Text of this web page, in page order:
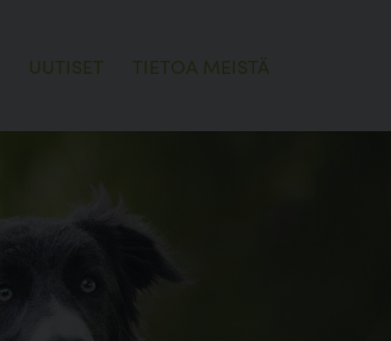
UUTISET TIETOA MEISTÄ